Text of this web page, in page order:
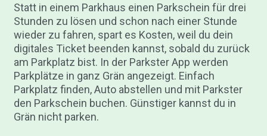
Statt in einem Parkhaus einen Parkschein für drei
Stunden zu lösen und schon nach einer Stunde
wieder zu fahren, spart es Kosten, weil du dein
digitales Ticket beenden kannst, sobald du zurück
am Parkplatz bist. In der Parkster App werden
Parkplätze in ganz Grän angezeigt. Einfach
Parkplatz finden, Auto abstellen und mit Parkster
den Parkschein buchen. Günstiger kannst du in
Grän nicht parken.